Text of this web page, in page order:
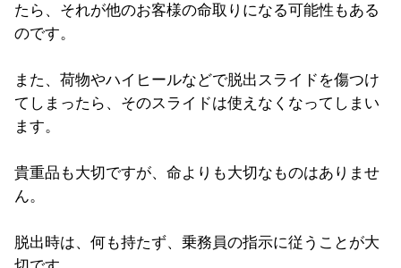
たら、それが他のお客様の命取りになる可能性もある
のです。
また、荷物やハイヒールなどで脱出スライドを傷つけ
てしまったら、そのスライドは使えなくなってしまい
ます。
貴重品も大切ですが、命よりも大切なものはありませ
ん。
脱出時は、何も持たず、乗務員の指示に従うことが大